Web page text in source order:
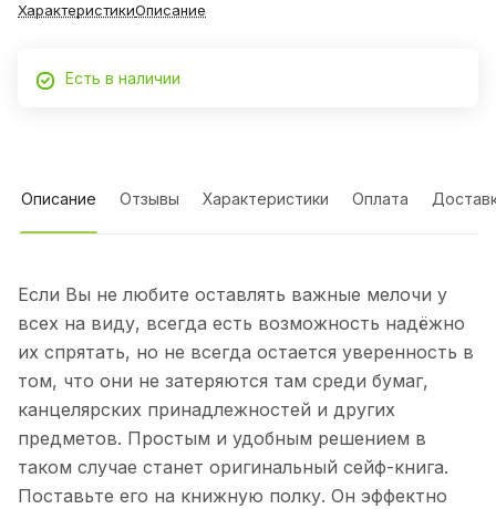
ХарактеристикиОписание
Есть в наличии
Описание Отзывы Характеристики Оплата
Если Вы не любите оставлять важные мелочи у
всех на виду, всегда есть возможность надёжно
их спрятать, но не всегда остается уверенность в
том, что они не затеряются там среди бумаг,
канцелярских принадлежностей и других
предметов. Простым и удобным решением в
таком случае станет оригинальный сейф-книга.
Поставьте его на книжную полку. Он эффектно